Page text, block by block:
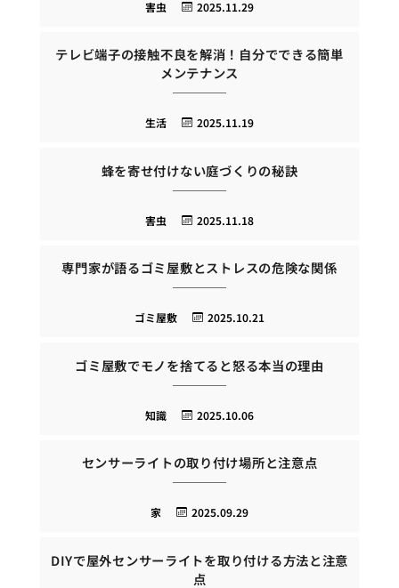
2025.11.29
害虫
テレビ端子の接触不良を解消！自分でできる簡単
メンテナンス
2025.11.19
生活
蜂を寄せ付けない庭づくりの秘訣
2025.11.18
害虫
専門家が語るゴミ屋敷とストレスの危険な関係
2025.10.21
ゴミ屋敷
ゴミ屋敷でモノを捨てると怒る本当の理由
2025.10.06
知識
センサーライトの取り付け場所と注意点
2025.09.29
家
DIYで屋外センサーライトを取り付ける方法と注意
点